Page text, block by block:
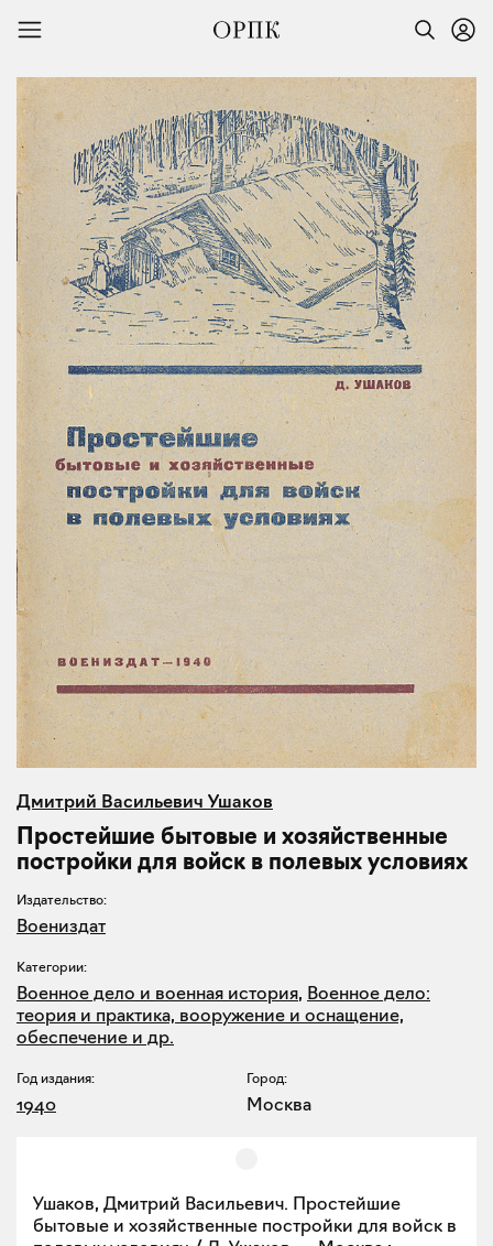
Дмитрий Васильевич Ушаков
Простейшие бытовые и хозяйственные
постройки для войск в полевых условиях
Издательство:
Воениздат
Категории:
Военное дело и военная история, Военное дело:
теория и практика, вооружение и оснащение,
обеспечение и др.
Год издания:
1940
Город:
Москва
Ушаков, Дмитрий Васильевич. Простейшие
бытовые и хозяйственные постройки для войск в